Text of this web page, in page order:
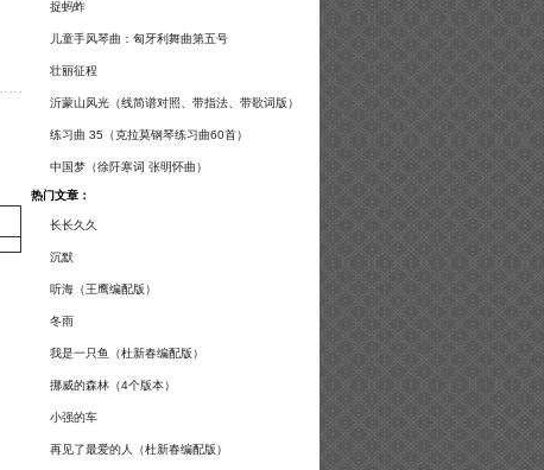
捉蚂蚱
儿童手风琴曲：匈牙利舞曲第五号
壮丽征程
沂蒙山风光（线简谱对照、带指法、带歌词版）
练习曲 35（克拉莫钢琴练习曲60首）
中国梦（徐阡寒词 张明怀曲）
热门文章：
长长久久
沉默
听海（王鹰编配版）
冬雨
我是一只鱼（杜新春编配版）
挪威的森林（4个版本）
小强的车
再见了最爱的人（杜新春编配版）